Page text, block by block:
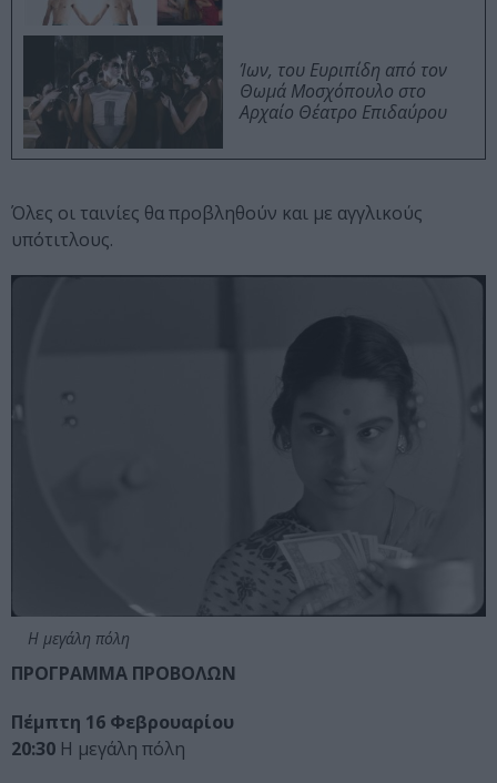
Ίων, του Ευριπίδη από τον
Θωμά Μοσχόπουλο στο
Αρχαίο Θέατρο Επιδαύρου
Όλες οι ταινίες θα προβληθούν και με αγγλικούς
υπότιτλους.
Η μεγάλη πόλη
ΠΡΟΓΡΑΜΜΑ ΠΡΟΒΟΛΩΝ
Πέμπτη 16 Φεβρουαρίου
20:30 Η μεγάλη πόλη